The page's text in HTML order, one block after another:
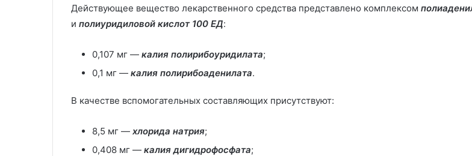
Действующее вещество лекарственного средства представлено комплексом
и полиуридиловой кислот 100 ЕД:
0,107 мг — калия полирибоуридилата;
0,1 мг — калия полирибоаденилата.
В качестве вспомогательных составляющих присутствуют:
8,5 мг — хлорида натрия;
0,408 мг — калия дигидрофосфата;